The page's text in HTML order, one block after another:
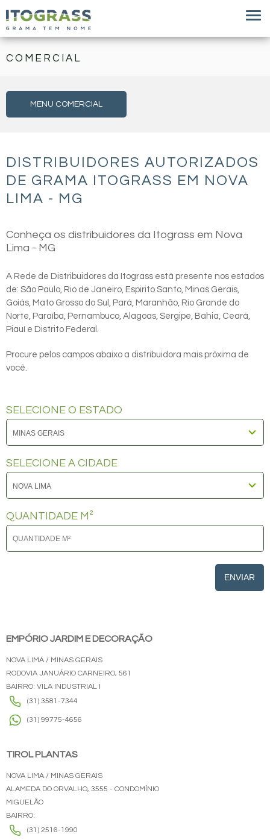
COMERCIAL
MENU COMERCIAL
DISTRIBUIDORES AUTORIZADOS
DE GRAMA ITOGRASS EM NOVA
LIMA - MG
Conheça os distribuidores da Itograss em Nova
Lima - MG
A Rede de Distribuidores da Itograss está presente nos estados
de: São Paulo, Rio de Janeiro, Espirito Santo, Minas Gerais,
Goiás, Mato Grosso do Sul, Pará, Maranhão, Rio Grande do
Norte, Paraíba, Pernambuco, Alagoas, Sergipe, Bahia, Ceará,
Piauí e Distrito Federal.
Procure pelos campos abaixo a distribuidora mais próxima de
você.
SELECIONE O ESTADO
SELECIONE A CIDADE
QUANTIDADE M²
ENVIAR
EMPÓRIO JARDIM E DECORAÇÃO
NOVA LIMA / MINAS GERAIS
RODOVIA JANUÁRIO CARNEIRO, 561
BAIRRO: VILA INDUSTRIAL I
(31) 3581-7344
(31) 99775-4656
TIROL PLANTAS
NOVA LIMA / MINAS GERAIS
ALAMEDA DO ORVALHO, 3555 - CONDOMÍNIO
MIGUELÃO
BAIRRO:
(31) 2516-1990